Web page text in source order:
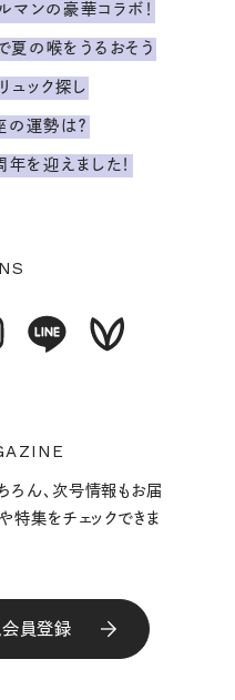
マンの豪華コラボ！
夏の喉をうるおそう
ュック探し
運勢は？
を迎えました！
ろん、次号情報もお届
特集をチェックできま
員登録